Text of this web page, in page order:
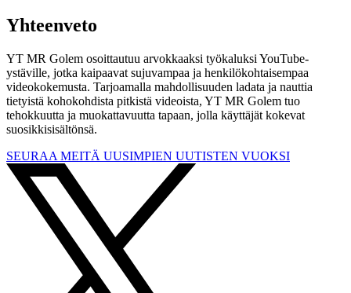
Yhteenveto
YT MR Golem osoittautuu arvokkaaksi työkaluksi YouTube-
ystäville, jotka kaipaavat sujuvampaa ja henkilökohtaisempaa
videokokemusta. Tarjoamalla mahdollisuuden ladata ja nauttia
tietyistä kohokohdista pitkistä videoista, YT MR Golem tuo
tehokkuutta ja muokattavuutta tapaan, jolla käyttäjät kokevat
suosikkisisältönsä.
SEURAA MEITÄ UUSIMPIEN UUTISTEN VUOKSI